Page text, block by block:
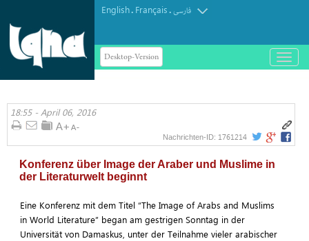
English. Français.فارسی
Desktop-Version
باز
و
کردن
18:55 - April 06, 2016
Nachrichten-ID: 1761214
Konferenz über Image der Araber und Muslime in
der Literaturwelt beginnt
Eine Konferenz mit dem Titel “The Image of Arabs and Muslims
in World Literature” began am gestrigen Sonntag in der
Universität von Damaskus, unter der Teilnahme vieler arabischer